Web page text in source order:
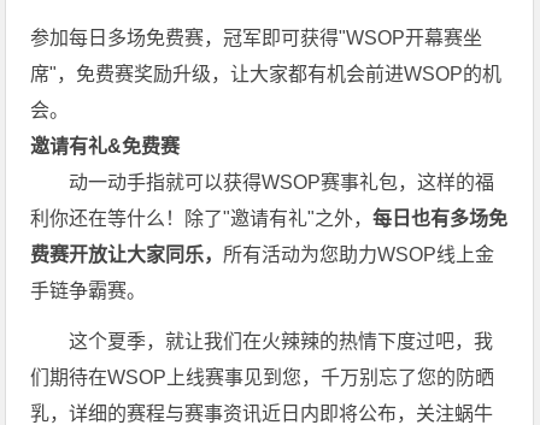
参加每日多场免费赛，冠军即可获得"WSOP开幕赛坐
席"，免费赛奖励升级，让大家都有机会前进WSOP的机
会。
邀请有礼&免费赛
动一动手指就可以获得WSOP赛事礼包，这样的福
利你还在等什么！除了"邀请有礼"之外，每 日也有多场免
费赛开放让大家同乐， 所有活动为您助力WSOP线上金
手链争霸赛。
这个夏季，就让我们在火辣辣的热情下度过吧，我
们期待在WSOP上线赛事见到您，千万别忘了您的防晒
乳，详细的赛程与赛事资讯近日内即将公布，关注蜗牛